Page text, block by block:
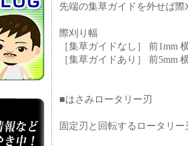
先端の集草ガイドを外せば
際刈り幅
［集草ガイドなし］ 前1mm
［集草ガイドあり］ 前5mm
■はさみロータリー刃
固定刃と回転するロータリ